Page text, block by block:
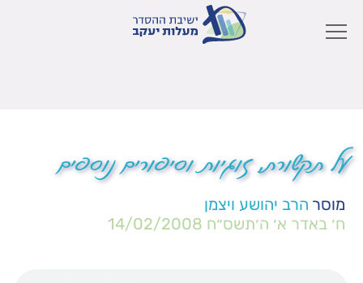
על תקשורת, זוגיות וסיפורים נוספים
מוסר הרב יהושע ויצמן
ח׳ באדר א׳ ה׳תשס״ח 14/02/2008